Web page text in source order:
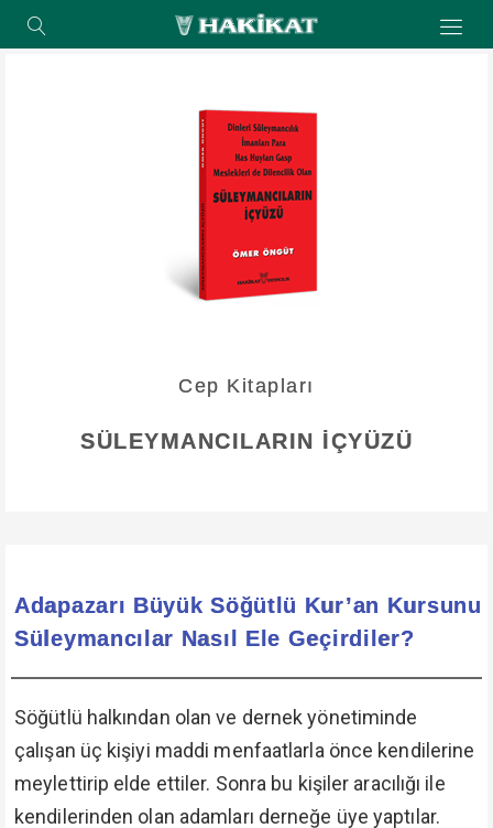
Cep Kitapları
SÜLEYMANCILARIN İÇYÜZÜ
Adapazarı Büyük Söğütlü Kur’an Kursunu
Süleymancılar Nasıl Ele Geçirdiler?
Söğütlü halkından olan ve dernek yönetiminde
çalışan üç kişiyi maddi menfaatlarla önce kendilerine
meylettirip elde ettiler. Sonra bu kişiler aracılığı ile
kendilerinden olan adamları derneğe üye yaptılar.